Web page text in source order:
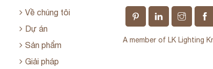
Về chúng tôi
Dự án
Sản phẩm
Giải pháp
A member of LK Lighting